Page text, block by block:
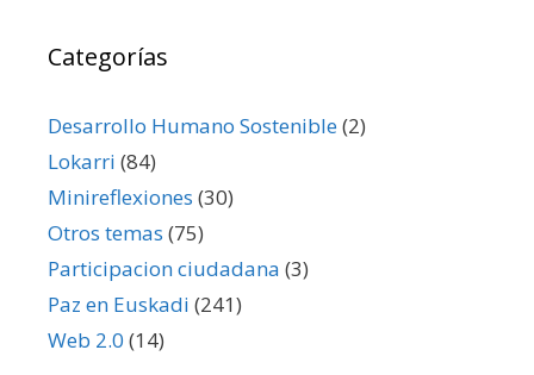
Categorías
Desarrollo Humano Sostenible(2)
Lokarri (84)
Minireflexiones (30)
Otros temas (75)
Participacion ciudadana (3)
Paz en Euskadi (241)
Web 2.0 (14)